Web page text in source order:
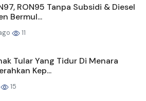
RON95 Tanpa Subsidi & Diesel
Bermul...
11
Tular Yang Tidur Di Menara
Kep...
15